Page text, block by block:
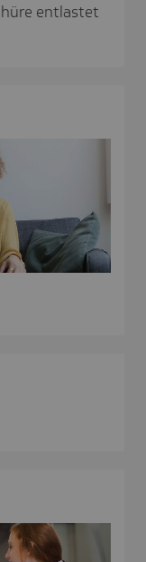
entlastet